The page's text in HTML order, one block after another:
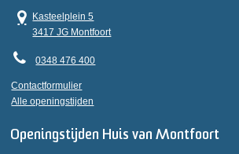
Kasteelplein 5
3417 JG Montfoort
0348 476 400
Contactformulier
Alle openingstijden
Openingstijden Huis van Montfoort